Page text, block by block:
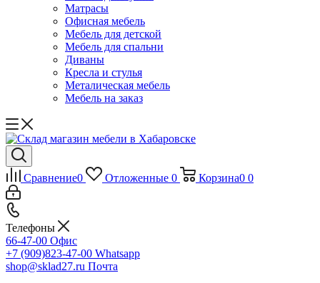
Матрасы
Офисная мебель
Мебель для детской
Мебель для спальни
Диваны
Кресла и стулья
Металическая мебель
Мебель на заказ
Сравнение0 Отложенные 0 Корзина0 0
Телефоны
66-47-00 Офис
+7 (909)823-47-00 Whatsapp
shop@sklad27.ru Почта